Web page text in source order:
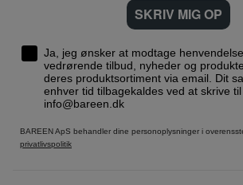
SKRIV MIG OP
Ja, jeg ønsker at modtage
vedrørende tilbud, nyheder og
deres produktsortiment via email. Dit samtykke kan til
enhver tid tilbagekaldes ved at skrive
info@bareen.dk
BAREEN ApS behandler dine personoplysninger i
privatlivspolitik